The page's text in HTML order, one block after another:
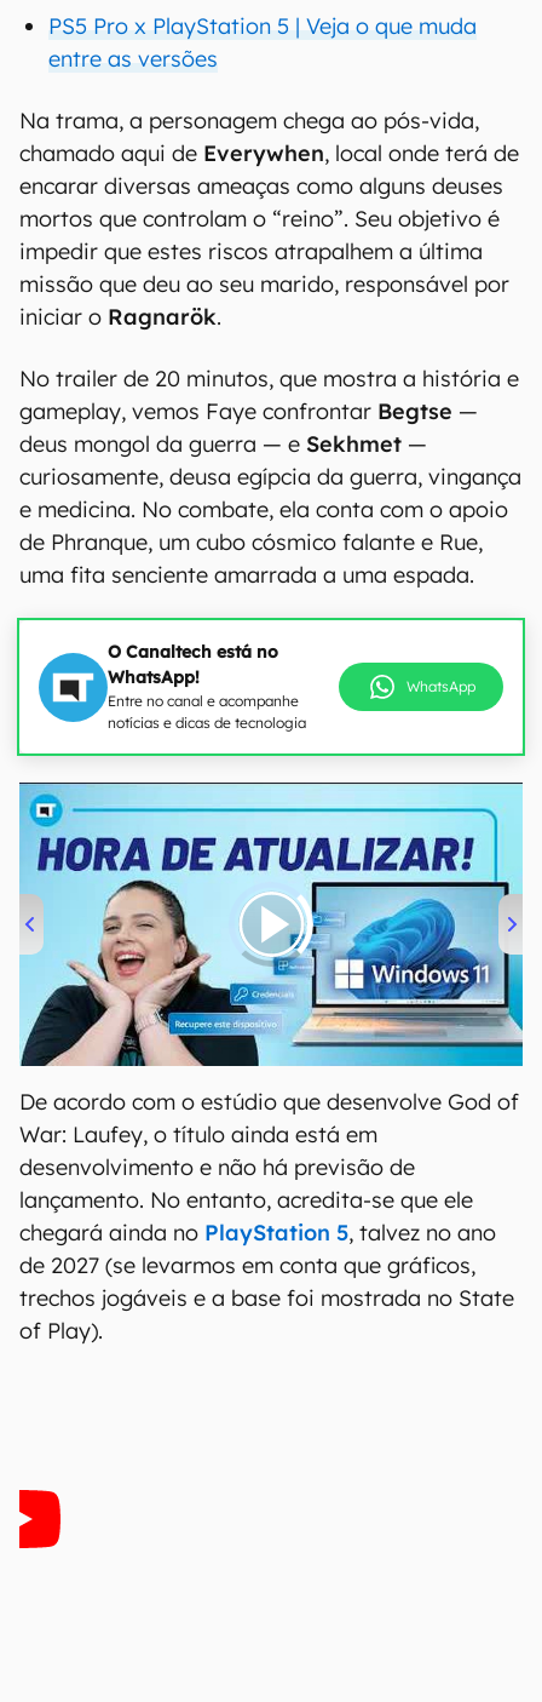
PS5 Pro x PlayStation 5 | Veja o que muda
entre as versões
Na trama, a personagem chega ao pós-vida,
chamado aqui de Everywhen, local onde terá de
encarar diversas ameaças como alguns deuses
mortos que controlam o “reino”. Seu objetivo é
impedir que estes riscos atrapalhem a última
missão que deu ao seu marido, responsável por
iniciar o Ragnarök.
No trailer de 20 minutos, que mostra a história e
gameplay, vemos Faye confrontar Begtse —
deus mongol da guerra — e Sekhmet —
curiosamente, deusa egípcia da guerra, vingança
e medicina. No combate, ela conta com o apoio
de Phranque, um cubo cósmico falante e Rue,
uma fita senciente amarrada a uma espada.
O Canaltech está no
WhatsApp!
Entre no canal e acompanhe
notícias e dicas de tecnologia
WhatsApp
00:00 04:52
De acordo com o estúdio que desenvolve God of
War: Laufey, o título ainda está em
desenvolvimento e não há previsão de
lançamento. No entanto, acredita-se que ele
chegará ainda no PlayStation 5, talvez no ano
de 2027 (se levarmos em conta que gráficos,
trechos jogáveis e a base foi mostrada no State
of Play).